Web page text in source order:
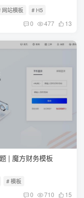
网站模板 # H5
0 477 13
| 魔方财务模板
# 模板
0 710 15